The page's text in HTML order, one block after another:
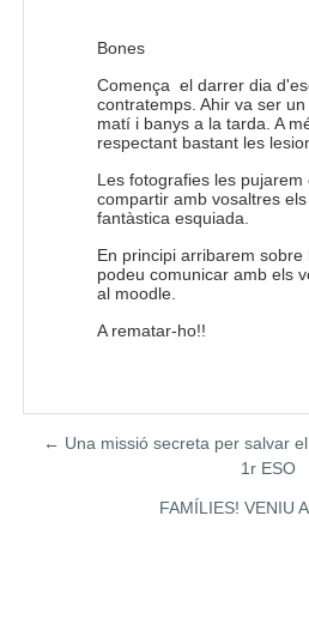
Bones
Comença el darrer dia
contratemps. Ahir va ser
matí i banys a la tarda. A
respectant bastant les
Les fotografies les
compartir amb vosaltres
fantàstica esquiada.
En principi arribarem
podeu comunicar amb els
al moodle.
A rematar-ho!!
← Una missió secreta per salvar
1r ESO
FAMÍLIES! VENIU